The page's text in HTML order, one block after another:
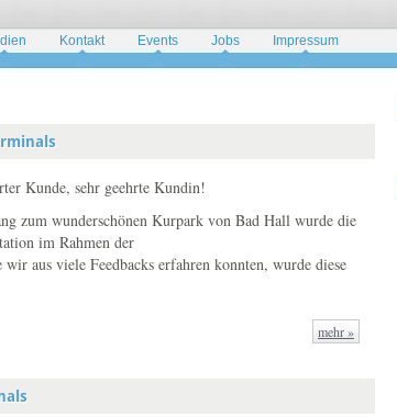
Kontakt Events Jobs Impressum
Kunde, sehr geehrte Kundin!
zum wunderschönen Kurpark von Bad Hall wurde die
im Rahmen der
aus viele Feedbacks erfahren konnten, wurde diese
mehr »